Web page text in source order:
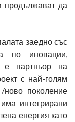
продължават да
заедно със
по иновации,
е партньор на
с най-голям
/ново поколение
интегрирани
енергия като